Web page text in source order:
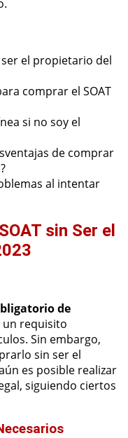
ser el propietario del
comprar el SOAT
si no soy el
de comprar
al intentar
sin Ser el
de
un requisito
Sin embargo,
sin ser el
es posible realizar
siguiendo ciertos